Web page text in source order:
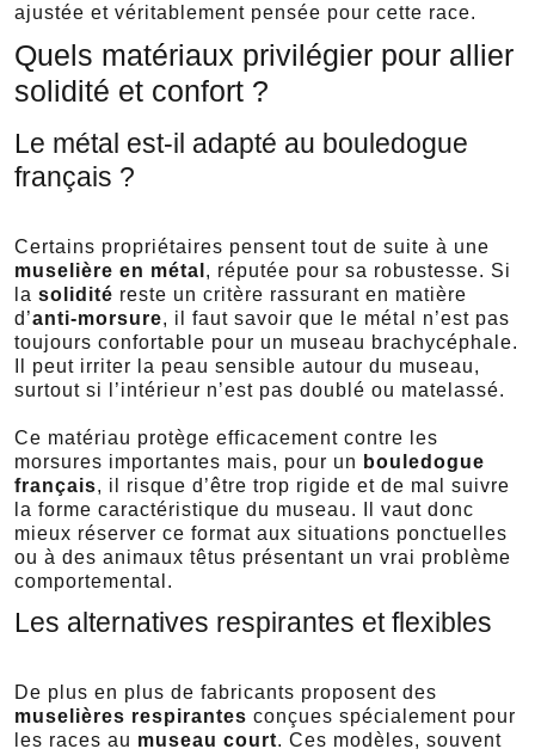
ajustée et véritablement pensée pour cette race.
Quels matériaux privilégier pour allier
solidité et confort ?
Le métal est-il adapté au bouledogue
français ?
Certains propriétaires pensent tout de suite à une
muselière en métal , réputée pour sa robustesse. Si
la solidité reste un critère rassurant en matière
d’anti-morsure, il faut savoir que le métal n’est pas
toujours confortable pour un museau brachycéphale.
Il peut irriter la peau sensible autour du museau,
surtout si l’intérieur n’est pas doublé ou matelassé.
Ce matériau protège efficacement contre les
morsures importantes mais, pour un bouledogue
français, il risque d’être trop rigide et de mal suivre
la forme caractéristique du museau. Il vaut donc
mieux réserver ce format aux situations ponctuelles
ou à des animaux têtus présentant un vrai problème
comportemental.
Les alternatives respirantes et flexibles
De plus en plus de fabricants proposent des
muselières respirantes conçues spécialement pour
les races au museau court. Ces modèles, souvent